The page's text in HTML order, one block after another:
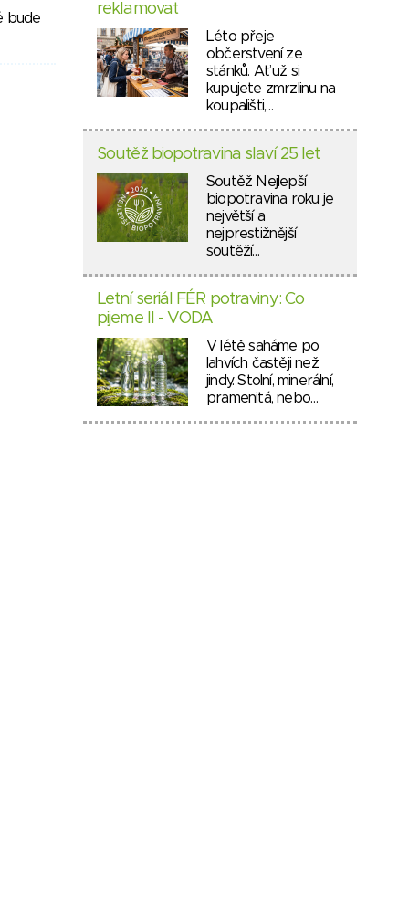
bude
reklamovat
Léto přeje
občerstvení ze
stánků. Ať už si
kupujete zmrzlinu na
koupališti,…
Soutěž biopotravina slaví 25 let
Soutěž Nejlepší
biopotravina roku je
největší a
nejprestižnější
soutěží…
Letní seriál FÉR potraviny: Co
pijeme II - VODA
V létě saháme po
lahvích častěji než
jindy. Stolní, minerální,
pramenitá, nebo…